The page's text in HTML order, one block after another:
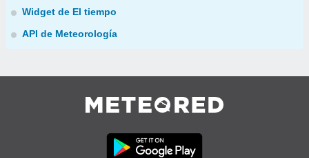
Widget de El tiempo
API de Meteorología